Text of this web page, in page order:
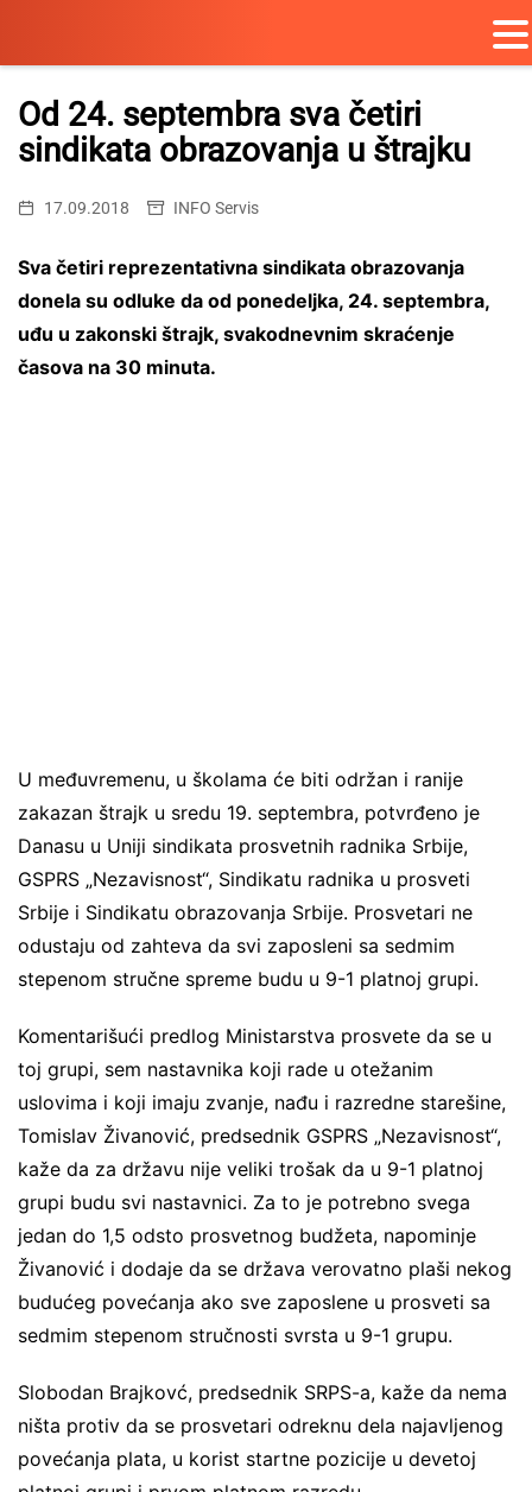
Skip
content
Od 24. septembra sva četiri
sindikata obrazovanja u štrajku
17.09.2018 INFO Servis
Sva četiri reprezentativna sindikata obrazovanja
donela su odluke da od ponedeljka, 24. septembra,
uđu u zakonski štrajk, svakodnevnim skraćenje
časova na 30 minuta.
U međuvremenu, u školama će biti održan i ranije
zakazan štrajk u sredu 19. septembra, potvrđeno je
Danasu u Uniji sindikata prosvetnih radnika Srbije,
GSPRS „Nezavisnost“, Sindikatu radnika u prosveti
Srbije i Sindikatu obrazovanja Srbije. Prosvetari ne
odustaju od zahteva da svi zaposleni sa sedmim
stepenom stručne spreme budu u 9-1 platnoj grupi.
Komentarišući predlog Ministarstva prosvete da se u
toj grupi, sem nastavnika koji rade u otežanim
uslovima i koji imaju zvanje, nađu i razredne starešine,
Tomislav Živanović, predsednik GSPRS „Nezavisnost“,
kaže da za državu nije veliki trošak da u 9-1 platnoj
grupi budu svi nastavnici. Za to je potrebno svega
jedan do 1,5 odsto prosvetnog budžeta, napominje
Živanović i dodaje da se država verovatno plaši nekog
budućeg povećanja ako sve zaposlene u prosveti sa
sedmim stepenom stručnosti svrsta u 9-1 grupu.
Slobodan Brajkovć, predsednik SRPS-a, kaže da nema
ništa protiv da se prosvetari odreknu dela najavljenog
povećanja plata, u korist startne pozicije u devetoj